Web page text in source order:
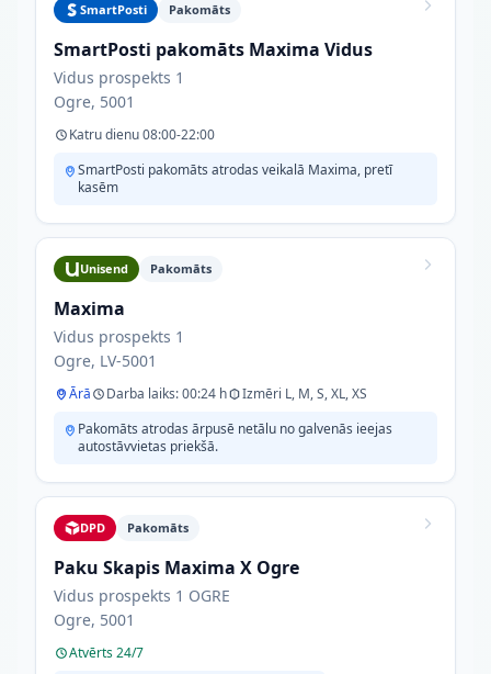
SmartPosti Pakomāts
SmartPosti pakomāts Maxima Vidus
Vidus prospekts 1
Ogre, 5001
Katru dienu 08:00-22:00
SmartPosti pakomāts atrodas veikalā Maxima, pretī
kasēm
Unisend Pakomāts
Maxima
Vidus prospekts 1
Ogre, LV-5001
Ārā Darba laiks: 00:24 h
Izmēri L, M, S, XL, XS
Pakomāts atrodas ārpusē netālu no galvenās ieejas
autostāvvietas priekšā.
DPD Pakomāts
Paku Skapis Maxima X Ogre
Vidus prospekts 1 OGRE
Ogre, 5001
Atvērts 24/7